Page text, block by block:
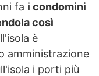
fa i condomini
così
è
amministrazione
i porti più